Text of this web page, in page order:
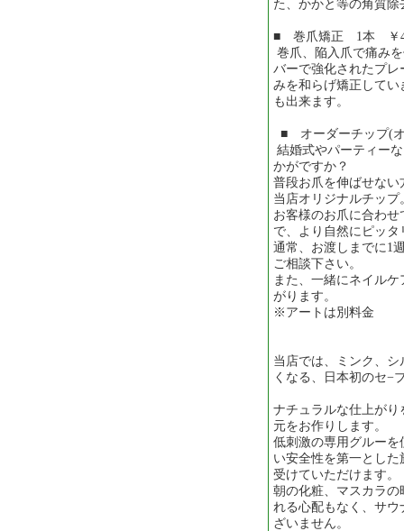
た、かかと等の角質
■ 巻爪矯正 1本 ￥
巻爪、陥入爪で痛み
バーで強化されたプ
みを和らげ矯正して
も出来ます。
■ オーダーチップ(
結婚式やパーティー
かがですか？
普段お爪を伸ばせな
当店オリジナルチップ
お客様のお爪に合わ
で、より自然にピッ
通常、お渡しまでに1
ご相談下さい。
また、一緒にネイル
がります。
※アートは別料金
当店では、ミンク、
くなる、日本初のセ−
ナチュラルな仕上が
元をお作りします。
低刺激の専用グルー
い安全性を第一とし
受けていただけます。
朝の化粧、マスカラ
れる心配もなく、サ
ざいません。